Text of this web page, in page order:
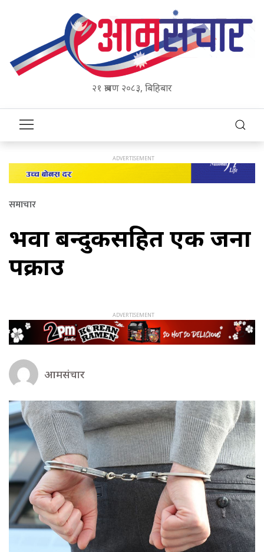
२१ श्रावण २०८३, बिहिबार
समाचार
भरुवा बन्दुकसहित एक जना
पक्राउ
आमसंचार